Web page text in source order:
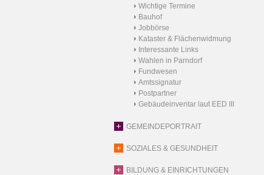
Wichtige Termine
Bauhof
Jobbörse
Kataster & Flächenwidmung
Interessante Links
Wahlen in Parndorf
Fundwesen
Amtssignatur
Postpartner
Gebäudeinventar laut EED III
GEMEINDEPORTRAIT
SOZIALES & GESUNDHEIT
BILDUNG & EINRICHTUNGEN